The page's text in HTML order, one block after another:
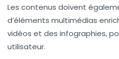
Les contenus doivent
d’éléments multimédias
vidéos et des infographies,
utilisateur.